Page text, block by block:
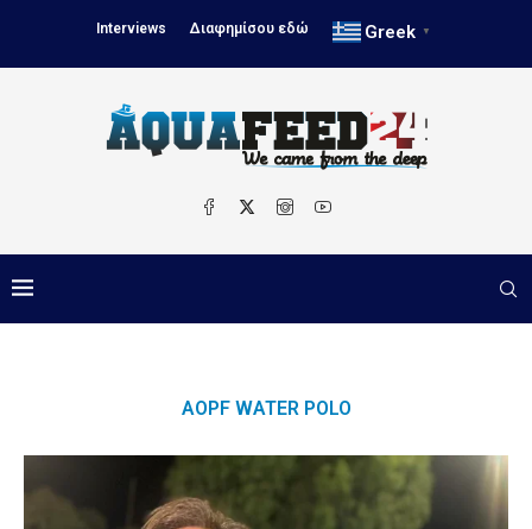
Interviews Διαφημίσου εδώ Greek ▼
AOPF WATER POLO